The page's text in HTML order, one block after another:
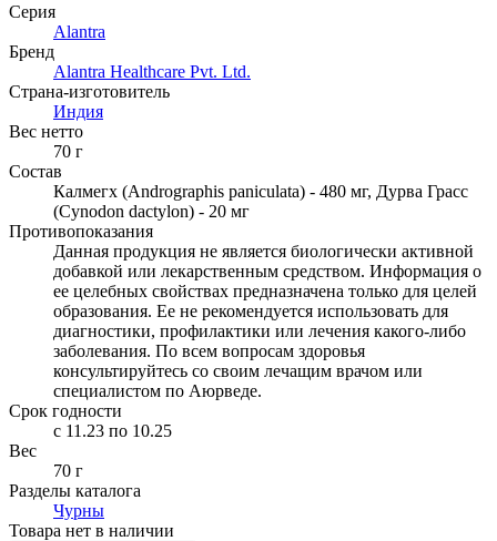
Серия
Alantra
Бренд
Alantra Healthcare Pvt. Ltd.
Страна-изготовитель
Индия
Вес нетто
70 г
Состав
Калмегх (Andrographis paniculata) - 480 мг, Дурва Грасс
(Cynodon dactylon) - 20 мг
Противопоказания
Данная продукция не является биологически активной
добавкой или лекарственным средством. Информация о
ее целебных свойствах предназначена только для целей
образования. Ее не рекомендуется использовать для
диагностики, профилактики или лечения какого-либо
заболевания. По всем вопросам здоровья
консультируйтесь со своим лечащим врачом или
специалистом по Аюрведе.
Срок годности
c 11.23 по 10.25
Вес
70 г
Разделы каталога
Чурны
Товара нет в наличии